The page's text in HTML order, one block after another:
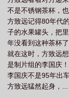
不是不锈钢茶杯，
方致远记得80年代
子的水果罐头，把
年没看到这种茶杯了
就在这时，方致远
是制片组的李国庆！
李国庆不是95年出
方致远猛然起身，...